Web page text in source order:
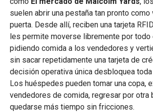
suelen abrir una pestaña tan pronto como
puerta. Desde allí, reciben una tarjeta
les permite moverse libremente por todo
pidiendo comida a los vendedores y
sin sacar repetidamente una tarjeta de
decisión operativa única desbloquea
Los huéspedes pueden tomar una copa,
vendedores de comida, regresar por otra
quedarse más tiempo sin fricciones.